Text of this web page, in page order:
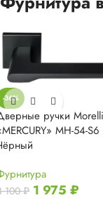
-36%
ручки Morelli
MH-54-
100₽ 1 975 ₽